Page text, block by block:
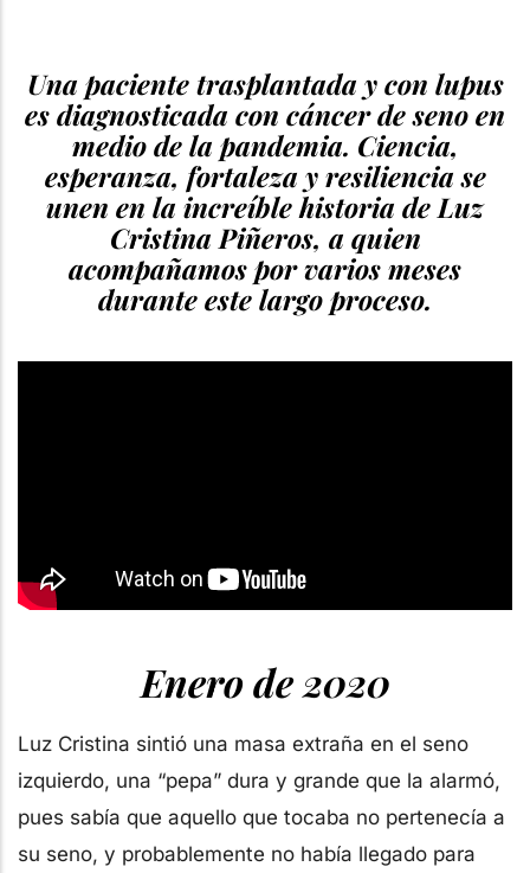
Una paciente trasplantada y con lupus
es diagnosticada con cáncer de seno en
medio de la pandemia. Ciencia,
esperanza, fortaleza y resiliencia se
unen en la increíble historia de Luz
Cristina Piñeros, a quien
acompañamos por varios meses
durante este largo proceso.
Enero de 2020
Luz Cristina sintió una masa extraña en el seno
izquierdo, una “pepa” dura y grande que la alarmó,
pues sabía que aquello que tocaba no pertenecía a
su seno, y probablemente no había llegado para